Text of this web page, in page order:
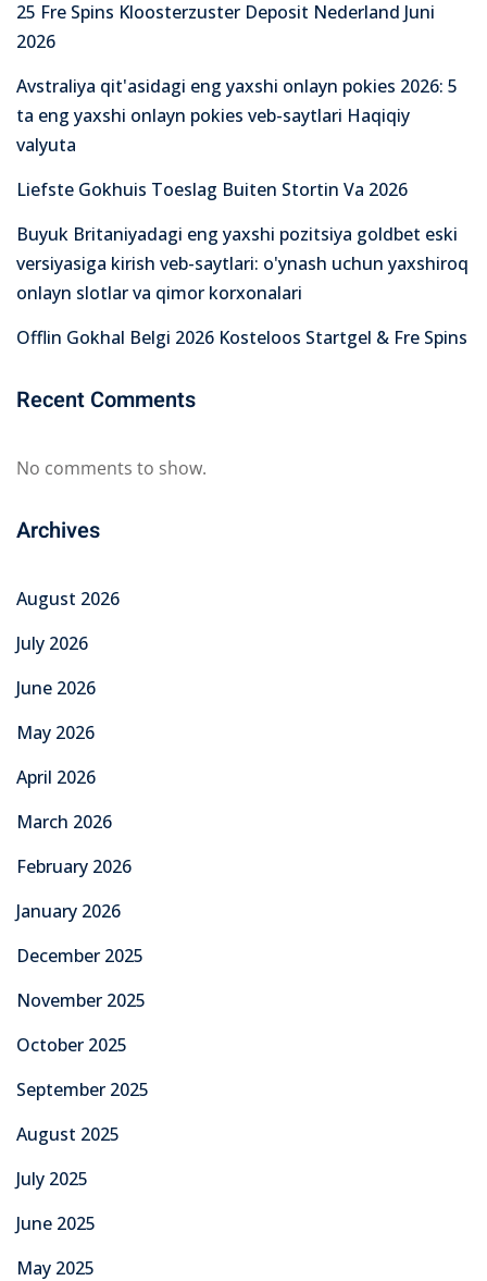
25 Fre Spins Kloosterzuster Deposit Nederland Juni
2026
Avstraliya qit'asidagi eng yaxshi onlayn pokies 2026: 5
ta eng yaxshi onlayn pokies veb-saytlari Haqiqiy
valyuta
Liefste Gokhuis Toeslag Buiten Stortin Va 2026
Buyuk Britaniyadagi eng yaxshi pozitsiya goldbet eski
versiyasiga kirish veb-saytlari: o'ynash uchun yaxshiroq
onlayn slotlar va qimor korxonalari
Offlin Gokhal Belgi 2026 Kosteloos Startgel & Fre Spins
Recent Comments
No comments to show.
Archives
August 2026
July 2026
June 2026
May 2026
April 2026
March 2026
February 2026
January 2026
December 2025
November 2025
October 2025
September 2025
August 2025
July 2025
June 2025
May 2025